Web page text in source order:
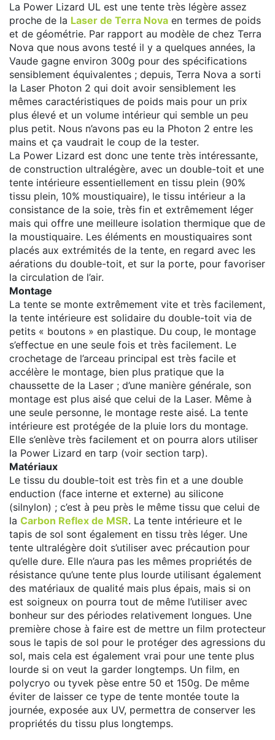
La Power Lizard UL est une tente très légère assez
proche de la Laser de Terra Nova en termes de poids
et de géométrie. Par rapport au modèle de chez Terra
Nova que nous avons testé il y a quelques années, la
Vaude gagne environ 300g pour des spécifications
sensiblement équivalentes ; depuis, Terra Nova a sorti
la Laser Photon 2 qui doit avoir sensiblement les
mêmes caractéristiques de poids mais pour un prix
plus élevé et un volume intérieur qui semble un peu
plus petit. Nous n’avons pas eu la Photon 2 entre les
mains et ça vaudrait le coup de la tester.
La Power Lizard est donc une tente très intéressante,
de construction ultralégère, avec un double-toit et une
tente intérieure essentiellement en tissu plein (90%
tissu plein, 10% moustiquaire), le tissu intérieur a la
consistance de la soie, très fin et extrêmement léger
mais qui offre une meilleure isolation thermique que de
la moustiquaire. Les éléments en moustiquaires sont
placés aux extrémités de la tente, en regard avec les
aérations du double-toit, et sur la porte, pour favoriser
la circulation de l’air.
Montage
La tente se monte extrêmement vite et très facilement,
la tente intérieure est solidaire du double-toit via de
petits « boutons » en plastique. Du coup, le montage
s’effectue en une seule fois et très facilement. Le
crochetage de l’arceau principal est très facile et
accélère le montage, bien plus pratique que la
chaussette de la Laser ; d’une manière générale, son
montage est plus aisé que celui de la Laser. Même à
une seule personne, le montage reste aisé. La tente
intérieure est protégée de la pluie lors du montage.
Elle s’enlève très facilement et on pourra alors utiliser
la Power Lizard en tarp (voir section tarp).
Matériaux
Le tissu du double-toit est très fin et a une double
enduction (face interne et externe) au silicone
(silnylon) ; c’est à peu près le même tissu que celui de
la Carbon Reflex de MSR. La tente intérieure et le
tapis de sol sont également en tissu très léger. Une
tente ultralégère doit s’utiliser avec précaution pour
qu’elle dure. Elle n’aura pas les mêmes propriétés de
résistance qu’une tente plus lourde utilisant également
des matériaux de qualité mais plus épais, mais si on
est soigneux on pourra tout de même l’utiliser avec
bonheur sur des périodes relativement longues. Une
première chose à faire est de mettre un film protecteur
sous le tapis de sol pour le protéger des agressions du
sol, mais cela est également vrai pour une tente plus
lourde si on veut la garder longtemps. Un film, en
polycryo ou tyvek pèse entre 50 et 150g. De même
éviter de laisser ce type de tente montée toute la
journée, exposée aux UV, permettra de conserver les
propriétés du tissu plus longtemps.